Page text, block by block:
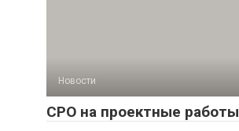
Новости
СРО на проектные работы